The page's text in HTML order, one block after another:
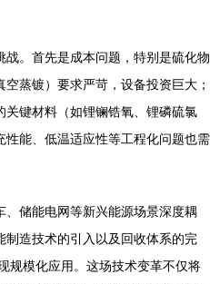
。首先是成本问题，特别是硫化物
蒸镀）要求严苛，设备投资巨大；
键材料（如锂镧锆氧、锂磷硫氯
能、低温适应性等工程化问题也需
、储能电网等新兴能源场景深度耦
造技术的引入以及回收体系的完
规模化应用。这场技术变革不仅将